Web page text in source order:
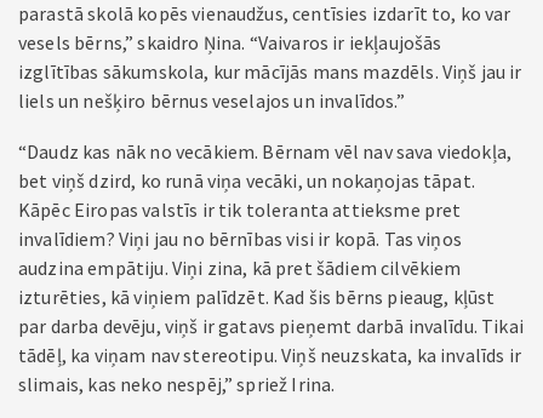
parastā skolā kopēs vienaudžus, centīsies izdarīt to, ko var
vesels bērns,” skaidro Ņina. “Vaivaros ir iekļaujošās
izglītības sākumskola, kur mācījās mans mazdēls. Viņš jau ir
liels un nešķiro bērnus veselajos un invalīdos.”
“Daudz kas nāk no vecākiem. Bērnam vēl nav sava viedokļa,
bet viņš dzird, ko runā viņa vecāki, un nokaņojas tāpat.
Kāpēc Eiropas valstīs ir tik toleranta attieksme pret
invalīdiem? Viņi jau no bērnības visi ir kopā. Tas viņos
audzina empātiju. Viņi zina, kā pret šādiem cilvēkiem
izturēties, kā viņiem palīdzēt. Kad šis bērns pieaug, kļūst
par darba devēju, viņš ir gatavs pieņemt darbā invalīdu. Tikai
tādēļ, ka viņam nav stereotipu. Viņš neuzskata, ka invalīds ir
slimais, kas neko nespēj,” spriež Irina.